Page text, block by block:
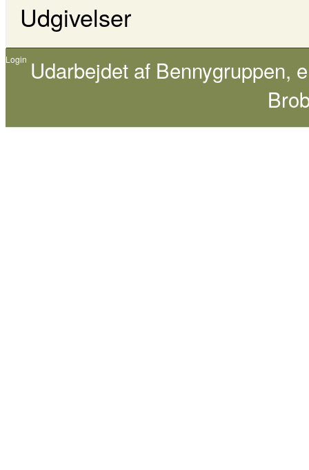
Udgivelser
Login Udarbejdet af Bennygruppen,